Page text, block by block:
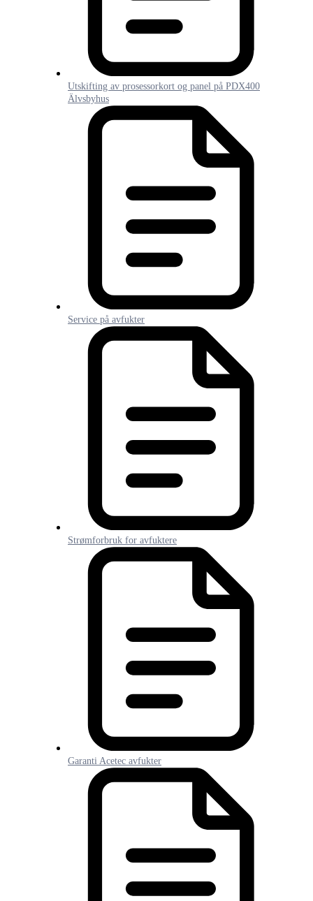
Utskifting av prosessorkort og panel på PDX400
Älvsbyhus
Service på avfukter
Strømforbruk for avfuktere
Garanti Acetec avfukter